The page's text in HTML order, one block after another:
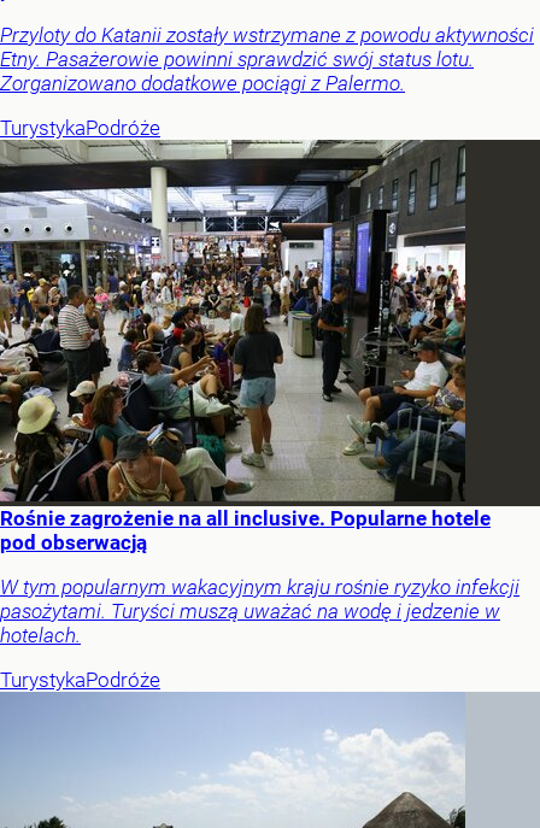
Przyloty do Katanii zostały wstrzymane z powodu aktywności
Etny. Pasażerowie powinni sprawdzić swój status lotu.
Zorganizowano dodatkowe pociągi z Palermo.
TurystykaPodróże
Rośnie zagrożenie na all inclusive. Popularne hotele
pod obserwacją
W tym popularnym wakacyjnym kraju rośnie ryzyko infekcji
pasożytami. Turyści muszą uważać na wodę i jedzenie w
hotelach.
TurystykaPodróże